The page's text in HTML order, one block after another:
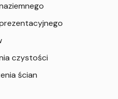
czystości
ścian